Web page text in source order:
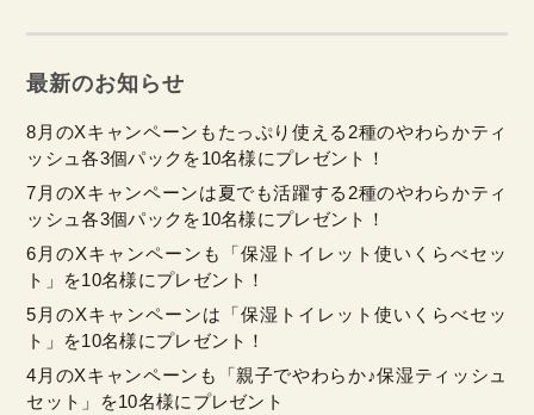
最新のお知らせ
8月のXキャンペーンもたっぷり使える2種のやわらかティ
ッシュ各3個パックを10名様にプレゼント！
7月のXキャンペーンは夏でも活躍する2種のやわらかティ
ッシュ各3個パックを10名様にプレゼント！
6月のXキャンペーンも「保湿トイレット使いくらべセッ
ト」を10名様にプレゼント！
5月のXキャンペーンは「保湿トイレット使いくらべセッ
ト」を10名様にプレゼント！
4月のXキャンペーンも「親子でやわらか♪保湿ティッシュ
セット」を10名様にプレゼント